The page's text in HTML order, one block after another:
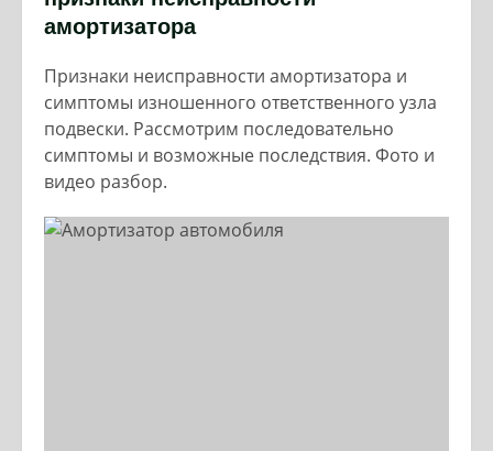
амортизатора
Признаки неисправности амортизатора и
симптомы изношенного ответственного узла
подвески. Рассмотрим последовательно
симптомы и возможные последствия. Фото и
видео разбор.